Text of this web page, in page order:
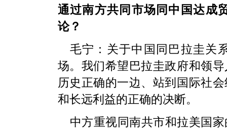
通过南方共同市场同中国达成
论？
毛宁：关于中国同巴拉圭关
场。我们希望巴拉圭政府和领
历史正确的一边、站到国际社
和长远利益的正确的决断。
中方重视同南共市和拉美国